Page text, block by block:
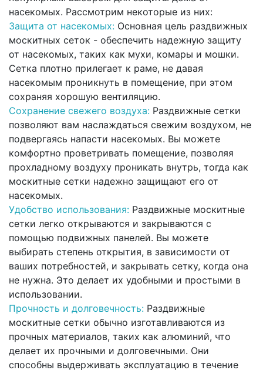
насекомых. Рассмотрим некоторые из них:
Защита от насекомых: Основная цель раздвижных
москитных сеток - обеспечить надежную защиту
от насекомых, таких как мухи, комары и мошки.
Сетка плотно прилегает к раме, не давая
насекомым проникнуть в помещение, при этом
сохраняя хорошую вентиляцию.
Сохранение свежего воздуха: Раздвижные сетки
позволяют вам наслаждаться свежим воздухом, не
подвергаясь напасти насекомых. Вы можете
комфортно проветривать помещение, позволяя
прохладному воздуху проникать внутрь, тогда как
москитные сетки надежно защищают его от
насекомых.
Удобство использования: Раздвижные москитные
сетки легко открываются и закрываются с
помощью подвижных панелей. Вы можете
выбирать степень открытия, в зависимости от
ваших потребностей, и закрывать сетку, когда она
не нужна. Это делает их удобными и простыми в
использовании.
Прочность и долговечность: Раздвижные
москитные сетки обычно изготавливаются из
прочных материалов, таких как алюминий, что
делает их прочными и долговечными. Они
способны выдерживать эксплуатацию в течение